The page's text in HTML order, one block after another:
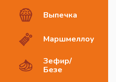
Выпечка
Маршмеллоу
Зефир/
Безе